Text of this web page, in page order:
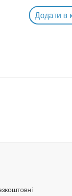
Додати в